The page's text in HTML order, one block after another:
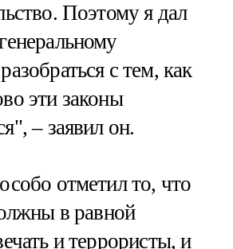
Поэтому я дал
с тем, как
эти законы
– заявил он.
отметил то, что
в равной
и террористы, и